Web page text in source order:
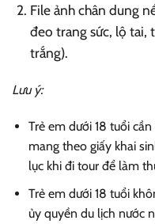
File ảnh chân dung
đeo trang sức, lộ tai,
trắng).
Lưu ý:
Trẻ em dưới 18 tuổi
mang theo giấy khai
lục khi đi tour để làm
Trẻ em dưới 18 tuổi
ủy quyền du lịch nước